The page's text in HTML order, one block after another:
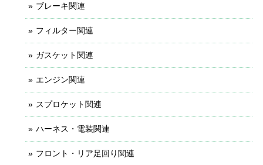
ブレーキ関連
フィルター関連
ガスケット関連
エンジン関連
スプロケット関連
ハーネス・電装関連
フロント・リア足回り関連